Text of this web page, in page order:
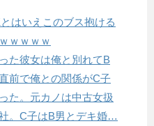
はいえこのブス抱ける
ｗｗｗｗ
た彼女は俺と別れてB
前で俺との関係がC子
た。元カノは中古女扱
。C子はB男とデキ婚…